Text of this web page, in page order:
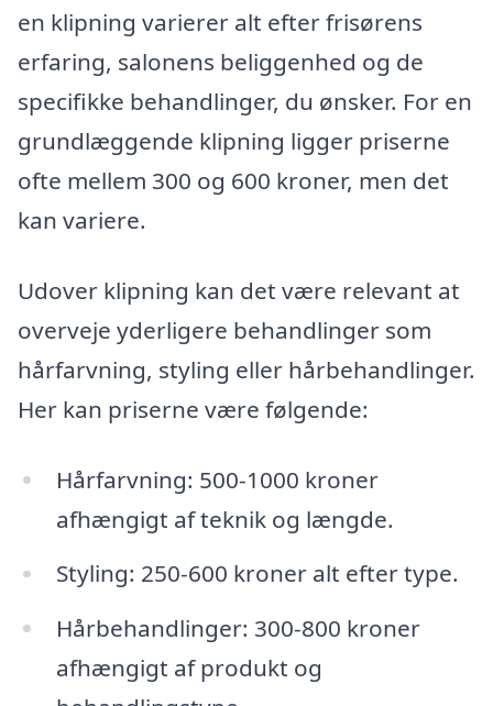
en klipning varierer alt efter frisørens
erfaring, salonens beliggenhed og de
specifikke behandlinger, du ønsker. For en
grundlæggende klipning ligger priserne
ofte mellem 300 og 600 kroner, men det
kan variere.
Udover klipning kan det være relevant at
overveje yderligere behandlinger som
hårfarvning, styling eller hårbehandlinger.
Her kan priserne være følgende:
Hårfarvning: 500-1000 kroner
afhængigt af teknik og længde.
Styling: 250-600 kroner alt efter type.
Hårbehandlinger: 300-800 kroner
afhængigt af produkt og